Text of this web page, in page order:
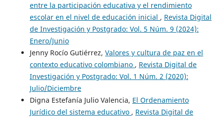
entre la participación educativa y el rendimiento
escolar en el nivel de educación inicial , Revista Digital
de Investigación y Postgrado: Vol. 5 Núm. 9 (2024):
Enero/Junio
Jenny Rocío Gutiérrez, Valores y cultura de paz en el
contexto educativo colombiano , Revista Digital de
Investigación y Postgrado: Vol. 1 Núm. 2 (2020):
Julio/Diciembre
Digna Estefanía Julio Valencia, El Ordenamiento
Jurídico del sistema educativo , Revista Digital de